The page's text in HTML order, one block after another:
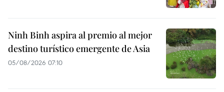
Ninh Binh aspira al premio al mejor
destino turístico emergente de Asia
05/08/2026 07:10